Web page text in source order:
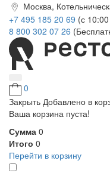
Москва,
+7 495 185 20 69 (с
8 800 302 07 26
0
Закрыть Добавлено в
Ваша корзина пуста!
Сумма 0
Итого 0
Перейти в корзину